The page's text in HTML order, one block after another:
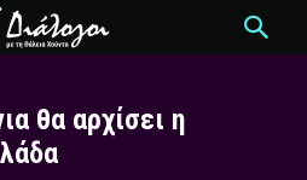
θα αρχίσει η